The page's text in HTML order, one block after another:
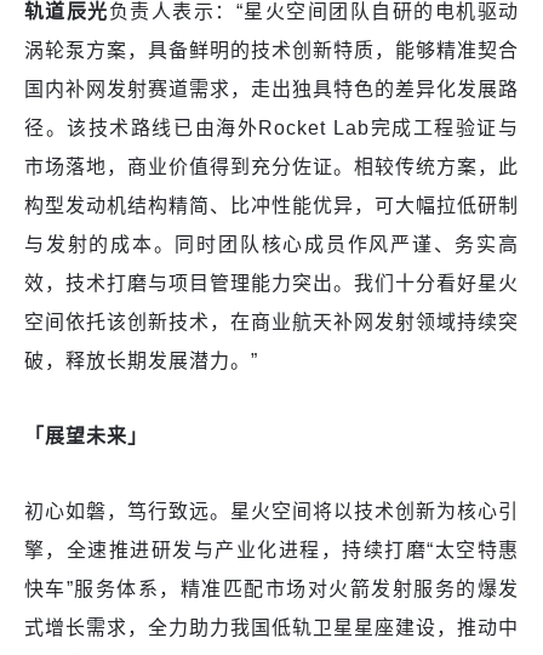
轨道辰光负责人表示：“星火空间团队自研的电机驱动
涡轮泵方案，具备鲜明的技术创新特质，能够精准契合
国内补网发射赛道需求，走出独具特色的差异化发展路
径。该技术路线已由海外Rocket Lab完成工程验证与
市场落地，商业价值得到充分佐证。相较传统方案，此
构型发动机结构精简、比冲性能优异，可大幅拉低研制
与发射的成本。同时团队核心成员作风严谨、务实高
效，技术打磨与项目管理能力突出。我们十分看好星火
空间依托该创新技术，在商业航天补网发射领域持续突
破，释放长期发展潜力。”
「展望未来」
初心如磐，笃行致远。星火空间将以技术创新为核心引
擎，全速推进研发与产业化进程，持续打磨“太空特惠
快车”服务体系，精准匹配市场对火箭发射服务的爆发
式增长需求，全力助力我国低轨卫星星座建设，推动中